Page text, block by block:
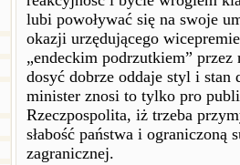
lubi powoływać się na swoje
okazji urzędującego
„endeckim podrzutkiem”
dosyć dobrze oddaje styl i
minister znosi to tylko pro
Rzeczpospolita, iż trzeba
słabość państwa i
zagranicznej.